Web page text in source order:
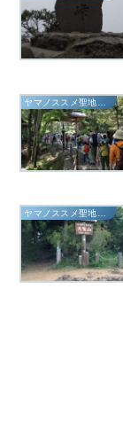
ヤマノススメ聖地巡礼